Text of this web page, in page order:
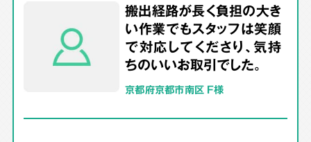
搬出経路が長く負担の大き
い作業でもスタッフは笑顔
で対応してくださり、気持
ちのいいお取引でした。
京都府京都市南区 F様